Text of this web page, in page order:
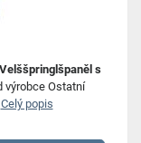
s
Ostatní
Celý popis